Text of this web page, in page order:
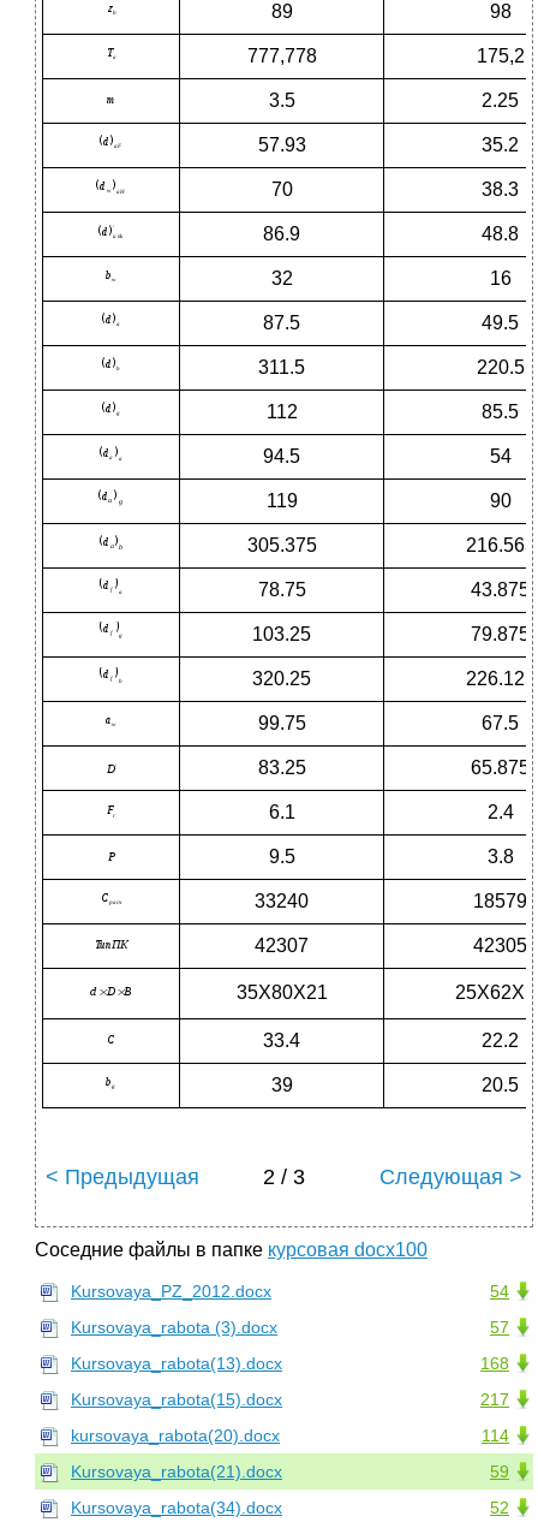
89 98
777,778 175,2
3.5 2.25
57.93 35.2
70 38.3
86.9 48.8
32 16
87.5 49.5
311.5 220.5
112 85.5
94.5 54
119 90
305.375 216.563
78.75 43.875
103.25 79.875
320.25 226.125
99.75 67.5
83.25 65.875
6.1 2.4
9.5 3.8
33240 18579
42307 42305
35X80X21
33.4 22.2
39 20.5
< Предыдущая 2 / 3 Следующая >
Соседние файлы в папке курсовая docx100
54
Kursovaya_PZ_2012.docx
57
Kursovaya_rabota (3).docx
168
Kursovaya_rabota(13).docx
217
Kursovaya_rabota(15).docx
114
kursovaya_rabota(20).docx
59
Kursovaya_rabota(21).docx
52
Kursovaya_rabota(34).docx